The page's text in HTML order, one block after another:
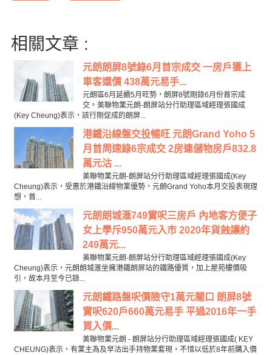
相關文章 :
元朗朗屏8號錄6月首宗成交 一房戶獲上
車客還價 438萬元易手...
元朗區6月延續5月旺勢，朗屏8號剛錄6月份首宗成
交。美聯物業元朗-朗屏站分行助理區域經理張國成
(Key Cheung)表示，該行剛促成的朗屏...
港鐵沿線盤交投暢旺 元朗Grand Yoho 5
月首周速錄6宗成交 2房連儲物房戶832.8
萬元沽 ...
美聯物業元朗-朗屏站分行助理區域經理張國成(Key
Cheung)表示，受惠於港鐵沿線物業優勢，元朗Grand Yoho本月交投表現理
想，首...
元朗朗城滙749實呎三房戶 內地客方便子
女上學斥950萬元入市 2020年貨蝕讓約
249萬元...
美聯物業元朗-朗屏站分行助理區域經理張國成(Key
Cheung)表示，元朗朗城滙坐擁港鐵朗屏站的鐵路優質，加上屋苑樓價吸
引，故本月至今已錄...
元朗鐵路盤呎價險守1萬元關口 朗屏8號
實呎620戶660萬元易手 平過2016年一手
買入價...
美聯物業元朗 - 朗屏站分行助理區域經理張國成( KEY
CHEUNG)表示，有業主為及早沽出手持物業套現，不惜以低於8年前購入價